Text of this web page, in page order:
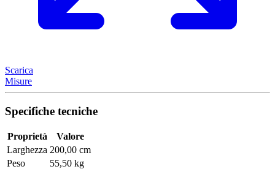
Scarica
Misure
Specifiche tecniche
Proprietà
Valore
Larghezza 200,00 cm
Peso
55,50 kg